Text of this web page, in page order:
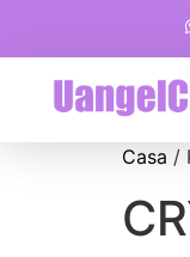
Casa /